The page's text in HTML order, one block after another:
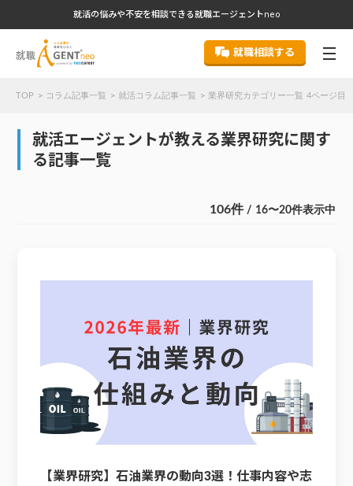
就活の悩みや不安を相談できる就職エージェントneo
就職相談する
TOP コラム記事一覧 就活コラム記事一覧 業界研究カテゴリー一覧 4ページ目
就活エージェントが教える業界研究に関す
る記事一覧
106件/ 16〜20件表示中
【業界研究】石油業界の動向3選！仕事内容や志